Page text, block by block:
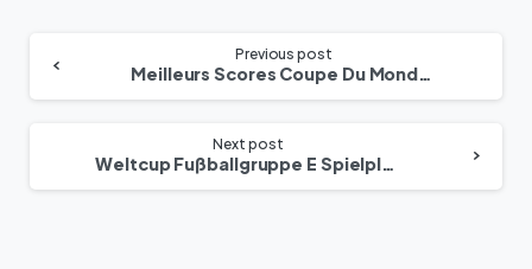
Previous post
Meilleurs Scores Coupe Du Monde – Match France Contre Maroc De Football À Chaque Tournoi
Next post
Weltcup Fußballgruppe E Spielpläne Für Frankreich Und Marokko